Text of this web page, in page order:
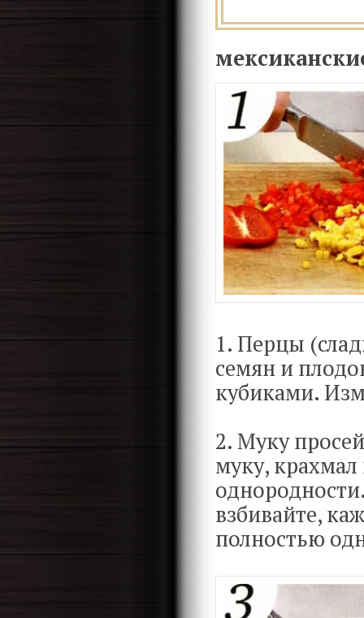
1. Перцы
семян и
кубиками.
2. Муку
муку,
взбивайте,
полностью